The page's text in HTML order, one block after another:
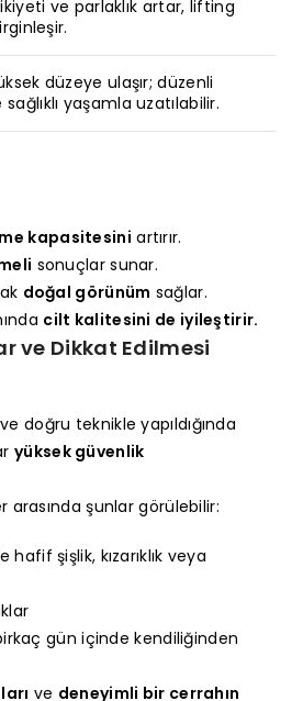
ve parlaklık artar, lifting
düzeye ulaşır; düzenli
sağlıklı yaşamla uzatılabilir.
kapasitesini artırır.
sonuçlar sunar.
doğal görünüm sağlar.
cilt kalitesini de iyileştirir.
ve Dikkat Edilmesi
doğru teknikle yapıldığında
yüksek güvenlik
şunlar görülebilir:
şişlik, kızarıklık veya
gün içinde kendiliğinden
ve deneyimli bir cerrahın